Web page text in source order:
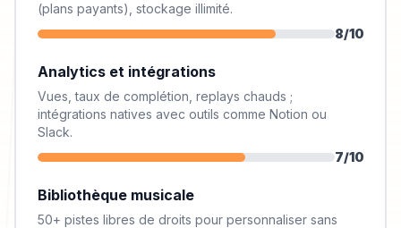
(plans payants), stockage illimité.
8/10
Analytics et intégrations
Vues, taux de complétion, replays chauds ;
intégrations natives avec outils comme Notion ou
Slack.
7/10
Bibliothèque musicale
50+ pistes libres de droits pour personnaliser sans